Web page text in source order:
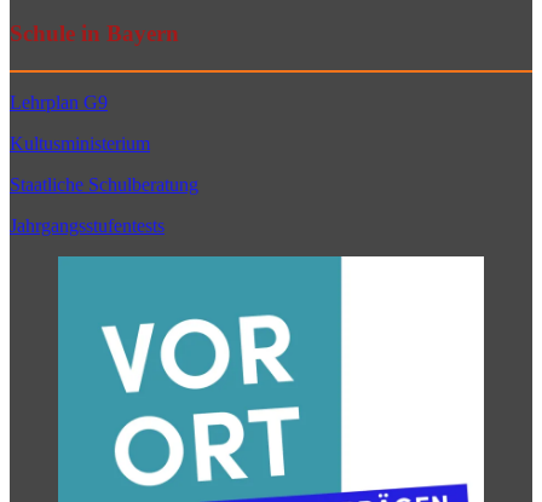
Schule in Bayern
Lehrplan G9
Kultusministerium
Staatliche Schulberatung
Jahrgangsstufentests